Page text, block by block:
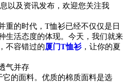
以及资讯发布，欢迎您关注我
的时代，T恤衫已经不仅仅是日
生活态度的体现。今天，我们就来
不容错过的厦门T恤衫，让你的夏
气并存
的面料。优质的棉质面料是选